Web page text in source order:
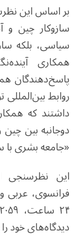
سازوکار چین و
سیاسی، بلکه
پاسخ‌دهندگان
داشتند که
دوجانبه بین
«جامعه بشری
این نظرسنجی
فرانسوی،
دیدگاه‌های خود